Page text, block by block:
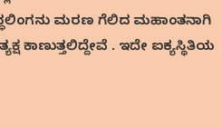
ಮರಣ ಗೆಲಿದ ಮಹಾಂತನಾಗಿ
ಕಾಣುತ್ತಲಿದ್ದೇವೆ . ಇದೇ ಐಕ್ಯಸ್ಥಿತಿಯ